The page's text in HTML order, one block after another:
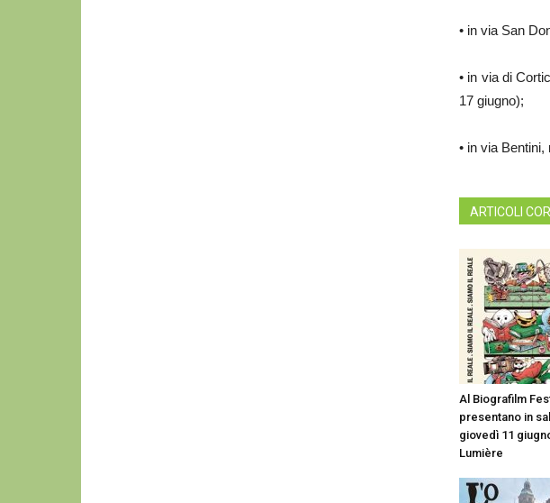
• in via San
• in via di
17 giugno);
• in via
ARTICOLI
Al Biografilm
presentano in
giovedì 11
Lumière